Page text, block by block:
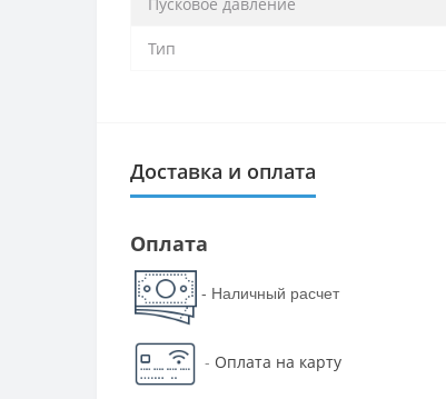
Тип
Доставка и оплата
Оплата
- Наличный расчет
- Оплата на карту